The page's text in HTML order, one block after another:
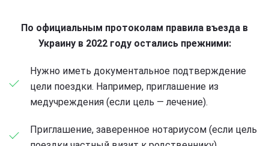
По официальным протоколам правила въезда в
Украину в 2022 году остались прежними:
Нужно иметь документальное подтверждение
цели поездки. Например, приглашение из
медучреждения (если цель — лечение).
Приглашение, заверенное нотариусом (если цель